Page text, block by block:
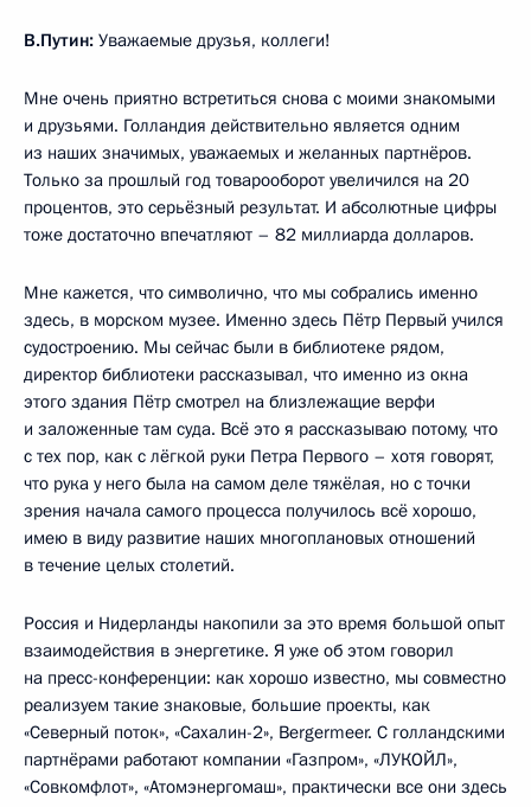
В.Путин: Уважаемые друзья, коллеги!
Мне очень приятно встретиться снова с моими знакомыми
и друзьями. Голландия действительно является одним
из наших значимых, уважаемых и желанных партнёров.
Только за прошлый год товарооборот увеличился на 20
процентов, это серьёзный результат. И абсолютные цифры
тоже достаточно впечатляют – 82 миллиарда долларов.
Мне кажется, что символично, что мы собрались именно
здесь, в морском музее. Именно здесь Пётр Первый учился
судостроению. Мы сейчас были в библиотеке рядом,
директор библиотеки рассказывал, что именно из окна
этого здания Пётр смотрел на близлежащие верфи
и заложенные там суда. Всё это я рассказываю потому, что
с тех пор, как с лёгкой руки Петра Первого – хотя говорят,
что рука у него была на самом деле тяжёлая, но с точки
зрения начала самого процесса получилось всё хорошо,
имею в виду развитие наших многоплановых отношений
в течение целых столетий.
Россия и Нидерланды накопили за это время большой опыт
взаимодействия в энергетике. Я уже об этом говорил
на пресс-конференции: как хорошо известно, мы совместно
реализуем такие знаковые, большие проекты, как
«Северный поток», «Сахалин-2», Bergermeer. C голландскими
партнёрами работают компании «Газпром», «ЛУКОЙЛ»,
«Совкомфлот», «Атомэнергомаш», практически все они здесь